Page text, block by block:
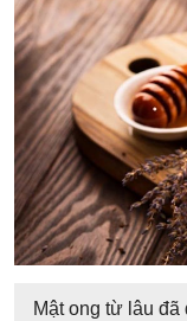
Mật ong từ lâu